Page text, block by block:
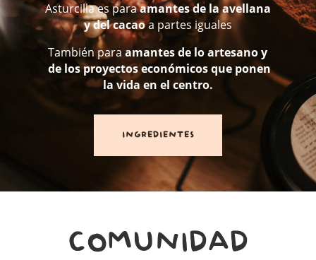
Asturcilla es paraamantes de la avellana
y del cacaoa partes iguales
También paraamantes de lo artesano y
de los proyectos económicos que ponen
la vida en el centro.
INGREDIENTES
COMUNIDAD